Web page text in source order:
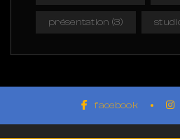
présentation (3)
facebook